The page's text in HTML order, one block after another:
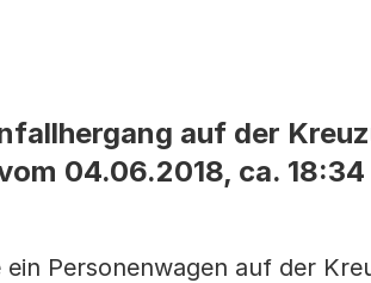
auf der
04.06.2018, ca.
Personenwagen auf der